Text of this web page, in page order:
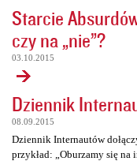
Starcie
czy na „nie”?
03.10.2015
Dziennik
08.09.2015
Dziennik Internautów
przykład: „Oburzamy się